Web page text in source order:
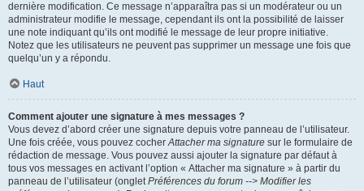
dernière modification. Ce message n’apparaîtra pas si un modérateur ou un
administrateur modifie le message, cependant ils ont la possibilité de laisser
une note indiquant qu’ils ont modifié le message de leur propre initiative.
Notez que les utilisateurs ne peuvent pas supprimer un message une fois que
quelqu’un y a répondu.
Haut
Comment ajouter une signature à mes messages ?
Vous devez d’abord créer une signature depuis votre panneau de l’utilisateur.
Une fois créée, vous pouvez cocherAttacher ma signature sur le formulaire de
rédaction de message. Vous pouvez aussi ajouter la signature par défaut à
tous vos messages en activant l’option « Attacher ma signature » à partir du
panneau de l’utilisateur (ongletPréférences du forum --> Modifier les